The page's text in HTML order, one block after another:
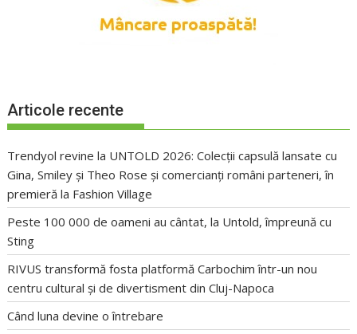
Articole recente
Trendyol revine la UNTOLD 2026: Colecții capsulă lansate cu
Gina, Smiley și Theo Rose și comercianți români parteneri, în
premieră la Fashion Village
Peste 100 000 de oameni au cântat, la Untold, împreună cu
Sting
RIVUS transformă fosta platformă Carbochim într-un nou
centru cultural și de divertisment din Cluj-Napoca
Când luna devine o întrebare